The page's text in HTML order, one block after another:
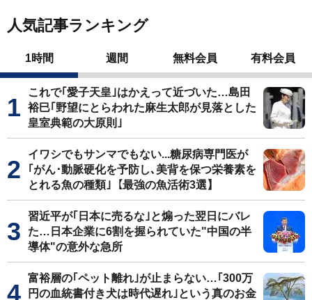
人気記事ランキング
1時間 週間 無料会員 有料会員
これで｢愛子天皇｣はかえって近づいた…島田
裕巳｢野望にとらわれた麻生太郎が見落とした
皇室典範の大原則｣
イワシでもサンマでもない...糖尿病専門医が
｢がん･動脈硬化を予防し､美背を保つ栄養素を
とれる魚の種類｣【最強の魚活術3選】
習近平が｢日本に売るな｣と煽った翌日にバレ
た…日本企業に6割を握られていた"中国の半
導体"の意外な急所
富裕層の｢ペット離れ｣が止まらない…｢300万
円の血統書付き犬は時代遅れ｣という真のお金